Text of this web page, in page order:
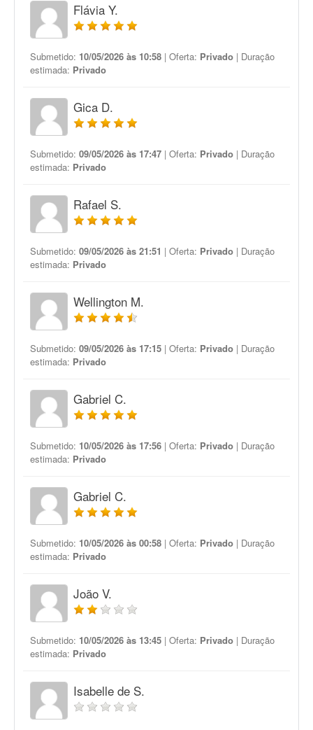
Flávia Y.
Submetido: 10/05/2026 às 10:58 | Oferta: Privado | Duração
estimada: Privado
Gica D.
Submetido: 09/05/2026 às 17:47 | Oferta: Privado | Duração
estimada: Privado
Rafael S.
Submetido: 09/05/2026 às 21:51 | Oferta: Privado | Duração
estimada: Privado
Wellington M.
Submetido: 09/05/2026 às 17:15 | Oferta: Privado | Duração
estimada: Privado
Gabriel C.
Submetido: 10/05/2026 às 17:56 | Oferta: Privado | Duração
estimada: Privado
Gabriel C.
Submetido: 10/05/2026 às 00:58 | Oferta: Privado | Duração
estimada: Privado
João V.
Submetido: 10/05/2026 às 13:45 | Oferta: Privado | Duração
estimada: Privado
Isabelle de S.